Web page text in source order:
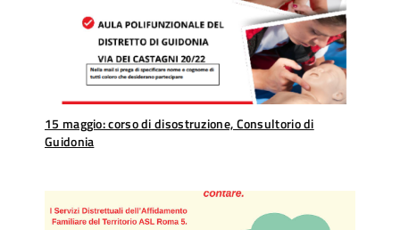
15 maggio: corso di disostruzione, Consultorio di
Guidonia